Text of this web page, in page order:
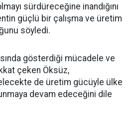
sürdüreceğine inandığını
güçlü bir çalışma ve üretim
söyledi.
gösterdiği mücadele ve
çeken Öksüz,
de üretim gücüyle ülke
devam edeceğini dile